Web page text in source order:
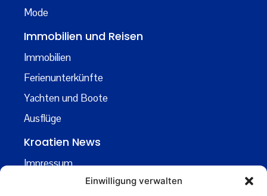
Einwilligung verwalten
Mode
Immobilien und Reisen
Immobilien
Ferienunterkünfte
Yachten und Boote
Ausflüge
Kroatien News
Impressum